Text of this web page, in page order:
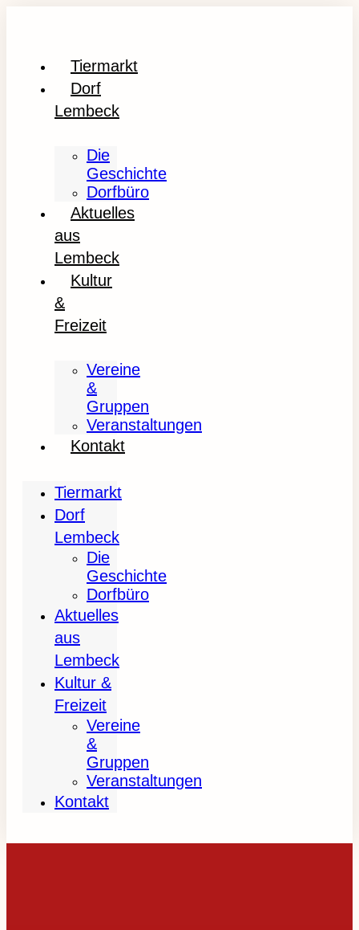
Tiermarkt
Dorf
Lembeck
Die
Geschichte
Dorfbüro
Aktuelles
aus
Lembeck
Kultur
&
Freizeit
Vereine
&
Gruppen
Veranstaltungen
Kontakt
Tiermarkt
Dorf
Lembeck
Die
Geschichte
Dorfbüro
Aktuelles
aus
Lembeck
Kultur &
Freizeit
Vereine
&
Gruppen
Veranstaltungen
Kontakt